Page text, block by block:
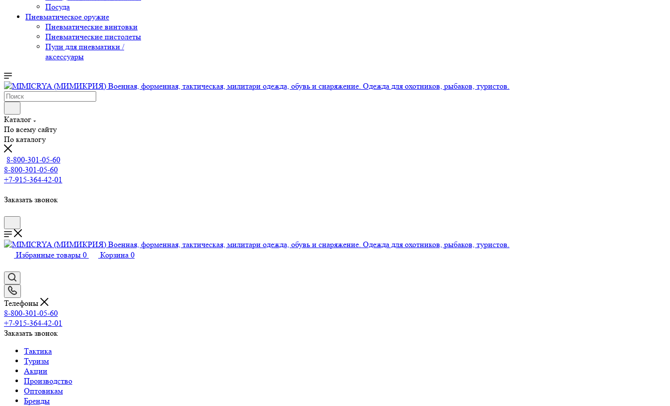
Посуда
Пневматическое оружие
Пневматические винтовки
Пневматические пистолеты
Пули для пневматики /
аксессуары
Каталог
По всему сайту
По каталогу
8-800-301-05-60
8-800-301-05-60
+7-915-364-42-01
Заказать звонок
Избранные товары 0 Корзина 0
Телефоны
8-800-301-05-60
+7-915-364-42-01
Заказать звонок
Тактика
Туризм
Акции
Производство
Оптовикам
Бренды